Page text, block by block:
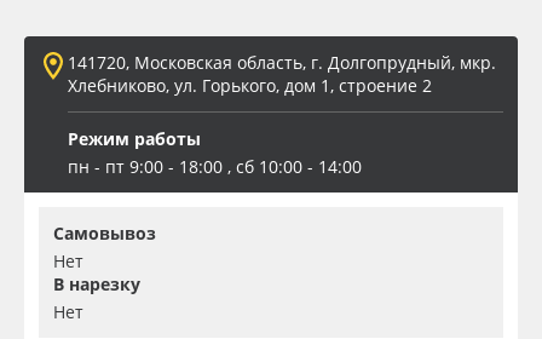
ПЭТ бэклит
Вспененный ПВХ
Баннер
Заготовки для сувениров
141720, Московская область, г. Долгопрудный, мкр.
Хлебниково, ул. Горького, дом 1, строение 2
Режим работы
пн - пт 9:00 - 18:00 , сб 10:00 - 14:00
Самовывоз
Нет
В нарезку
Нет